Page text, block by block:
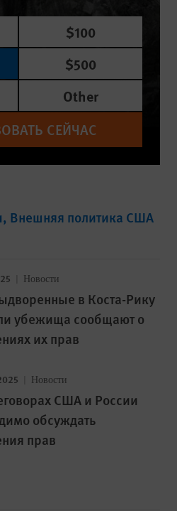
$100
$500
Other
СЕЙЧАС
Внешняя политика США
Новости
в Коста-Рику
убежища сообщают о
их прав
Новости
США и России
обсуждать
прав